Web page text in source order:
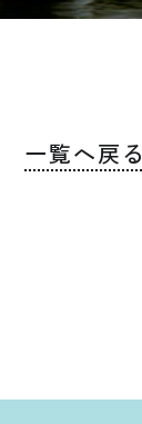
一覧へ戻る